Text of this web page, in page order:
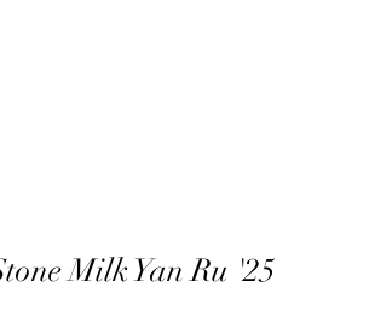
Milk Yan Ru '25